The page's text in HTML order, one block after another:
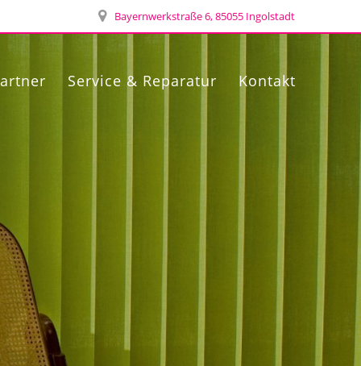
Bayernwerkstraße 6, 85055 Ingolstadt
Service & Reparatur Kontakt